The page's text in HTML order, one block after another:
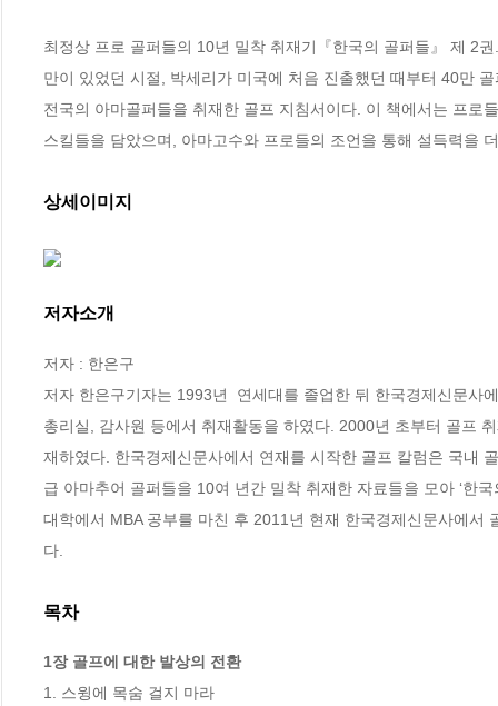
최정상 프로 골퍼들의 10년 밀착 취재기『한국의 골퍼들』 제 2
만이 있었던 시절, 박세리가 미국에 처음 진출했던 때부터 40만
전국의 아마골퍼들을 취재한 골프 지침서이다. 이 책에서는 프로
스킬들을 담았으며, 아마고수와 프로들의 조언을 통해 설득력을
상세이미지
저자소개
저자 : 한은구
저자 한은구기자는 1993년  연세대를 졸업한 뒤 한국경제신문사
총리실, 감사원 등에서 취재활동을 하였다. 2000년 초부터 골프
재하였다. 한국경제신문사에서 연재를 시작한 골프 칼럼은 국내
급 아마추어 골퍼들을 10여 년간 밀착 취재한 자료들을 모아 ‘한
대학에서 MBA 공부를 마친 후 2011년 현재 한국경제신문사에서
다.
목차
1장 골프에 대한 발상의 전환
1. 스윙에 목숨 걸지 마라